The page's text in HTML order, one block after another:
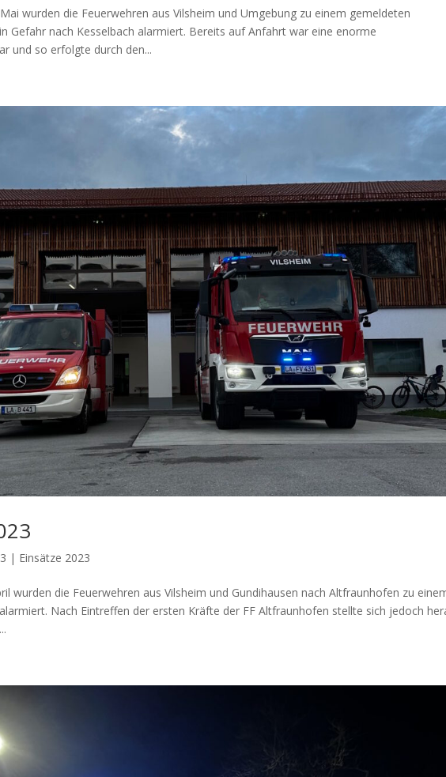
wurden die Feuerwehren aus Vilsheim und Umgebung zu einem gemeldeten
Gefahr nach Kesselbach alarmiert. Bereits auf Anfahrt war eine enorme
und so erfolgte durch den...
| Einsätze 2023
wurden die Feuerwehren aus Vilsheim und Gundihausen nach Altfraunhofen zu
Nach Eintreffen der ersten Kräfte der FF Altfraunhofen stellte sich jedoch